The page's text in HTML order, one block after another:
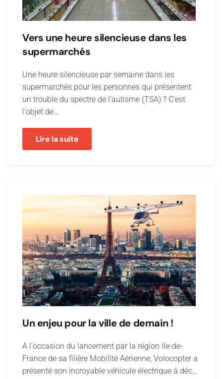
Vers une heure silencieuse dans les
supermarchés
Une heure silencieuse par semaine dans les
supermarchés pour les personnes qui présentent
un trouble du spectre de l'autisme (TSA) ? C'est
l'objet de…
Lire la suite
Un enjeu pour la ville de demain !
A l'occasion du lancement par la région Ile-de-
France de sa filière Mobilité Aérienne, Volocopter a
présenté son incroyable véhicule électrique à déc…